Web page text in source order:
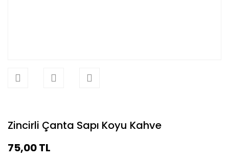
Zincirli Çanta Sapı Koyu Kahve
75,00 TL